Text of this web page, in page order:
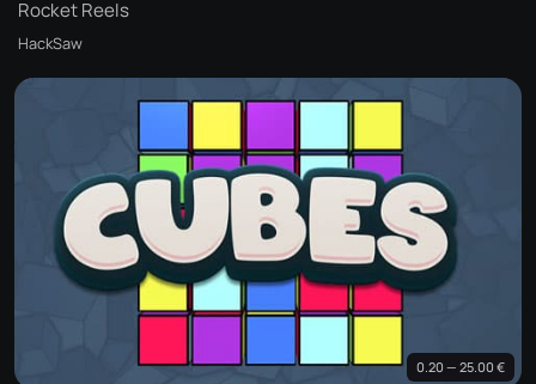
Rocket Reels
HackSaw
0.20 — 25.00 €